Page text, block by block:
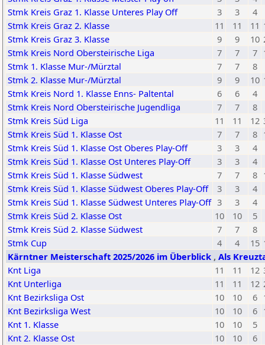
Stmk Kreis Graz 1. Klasse Unteres Play Off
3 3
4
Stmk Kreis Graz 2. Klasse
11 11 11
Stmk Kreis Graz 3. Klasse
9 9 10
Stmk Kreis Nord Obersteirische Liga
7 7 7
Stmk 1. Klasse Mur-/Mürztal
7 7
8
Stmk 2. Klasse Mur-/Mürztal
9 9 10
Stmk Kreis Nord 1. Klasse Enns- Paltental
6 6
4
Stmk Kreis Nord Obersteirische Jugendliga
7 7
8
Stmk Kreis Süd Liga
11 11 12
Stmk Kreis Süd 1. Klasse Ost
7 7 8
Stmk Kreis Süd 1. Klasse Ost Oberes Play-Off
3 3
4
Stmk Kreis Süd 1. Klasse Ost Unteres Play-Off
3 3
4
Stmk Kreis Süd 1. Klasse Südwest
7 7 8
Stmk Kreis Süd 1. Klasse Südwest Oberes Play-Off
3 3
4
Stmk Kreis Süd 1. Klasse Südwest Unteres Play-Off 3 3
4
Stmk Kreis Süd 2. Klasse Ost
10 10
5
Stmk Kreis Süd 2. Klasse Südwest
7 7
8
Stmk Cup
4 4 15
Kärntner Meisterschaft 2025/2026 im Überblick , Als
Knt Liga
11 11 12
Knt Unterliga
11 11 12
Knt Bezirksliga Ost
10 10 6
Knt Bezirksliga West
10 10 6
Knt 1. Klasse
10 10
5
Knt 2. Klasse Ost
10 10
6